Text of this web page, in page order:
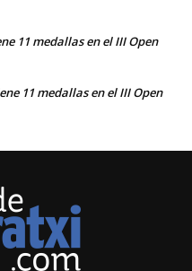
11 medallas en el III Open
11 medallas en el III Open